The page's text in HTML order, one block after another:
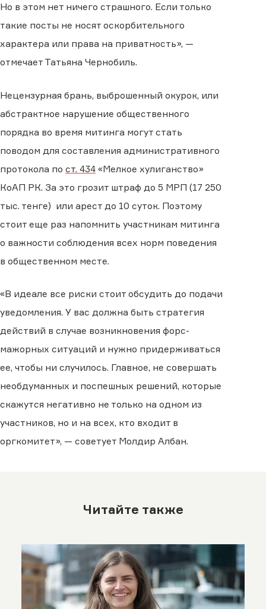
Но в этом нет ничего страшного. Если только
такие посты не носят оскорбительного
характера или права на приватность», —
отмечает Татьяна Чернобиль.
Нецензурная брань, выброшенный окурок, или
абстрактное нарушение общественного
порядка во время митинга могут стать
поводом для составления административного
протокола по ст. 434 «Мелкое хулиганство»
КоАП РК. За это грозит штраф до 5 МРП (17 250
тыс. тенге) или арест до 10 суток. Поэтому
стоит еще раз напомнить участникам митинга
о важности соблюдения всех норм поведения
в общественном месте.
«В идеале все риски стоит обсудить до подачи
уведомления. У вас должна быть стратегия
действий в случае возникновения форс-
мажорных ситуаций и нужно придерживаться
ее, чтобы ни случилось. Главное, не совершать
необдуманных и поспешных решений, которые
скажутся негативно не только на одном из
участников, но и на всех, кто входит в
оргкомитет», — советует Молдир Албан.
Читайте также